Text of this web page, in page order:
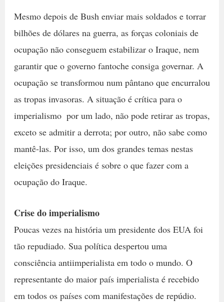
Mesmo depois de Bush enviar mais soldados e torrar
bilhões de dólares na guerra, as forças coloniais de
ocupação não conseguem estabilizar o Iraque, nem
garantir que o governo fantoche consiga governar. A
ocupação se transformou num pântano que encurralou
as tropas invasoras. A situação é crítica para o
imperialismo  por um lado, não pode retirar as tropas,
exceto se admitir a derrota; por outro, não sabe como
mantê-las. Por isso, um dos grandes temas nestas
eleições presidenciais é sobre o que fazer com a
ocupação do Iraque.
Crise do imperialismo
Poucas vezes na história um presidente dos EUA foi
tão repudiado. Sua política despertou uma
consciência antiimperialista em todo o mundo. O
representante do maior país imperialista é recebido
em todos os países com manifestações de repúdio.